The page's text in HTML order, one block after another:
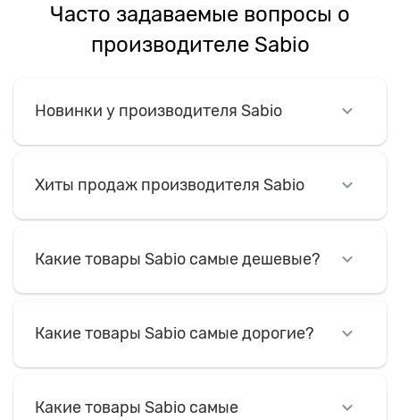
Часто задаваемые вопросы о
производителе Sabio
Новинки у производителя Sabio
Хиты продаж производителя Sabio
Какие товары Sabio самые дешевые?
Какие товары Sabio самые дорогие?
Какие товары Sabio самые